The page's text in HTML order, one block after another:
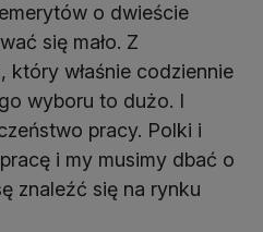
o dwieście
się mało. Z
który właśnie codziennie
wyboru to dużo. I
pracy. Polki i
i my musimy dbać o
znaleźć się na rynku